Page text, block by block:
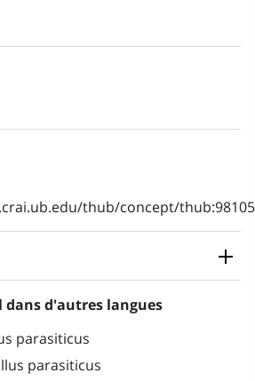
thub/concept/
dans d'autres langues
parasiticus
parasiticus